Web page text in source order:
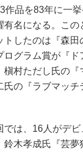
品を83年に一挙
有名になる。この
トしたのは『森田
グラム賞が『ド
村ただし氏の『
の『ラブマッチ
は、16人がデビ
木孝成氏『芸夢